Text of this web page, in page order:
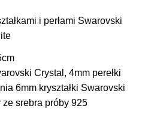
i perłami Swarovski
Crystal, 4mm perełki
6mm kryształki Swarovski
ze srebra próby 925